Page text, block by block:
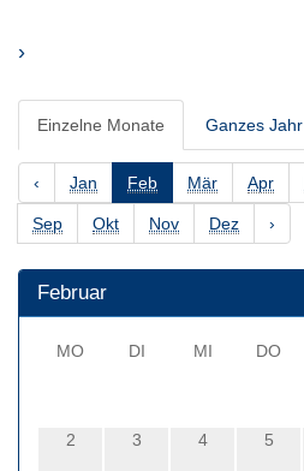
›
Einzelne Monate Ganzes Jahr
‹ Jan Feb Mär Apr
Sep Okt Nov Dez ›
Februar
MO DI MI DO
2 3 4 5